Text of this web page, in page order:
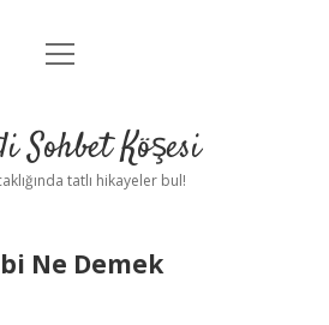
Anasayfa
Yasal Uyarı
menüyü
Sohbet Köşesi
tatlı hikayeler bul!
Ne Demek